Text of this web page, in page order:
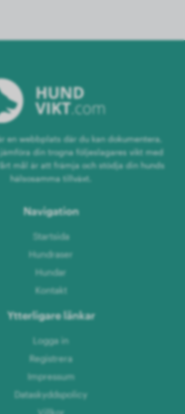
en webbplats där du kan dokumentera,
din trogna följeslagares vikt med
mål är att främja och stödja din hunds
hälsosamma tillväxt.
Navigation
Startsida
Hundraser
Hundar
Kontakt
Ytterligare länkar
Logga in
Registrera
Impressum
Dataskyddspolicy